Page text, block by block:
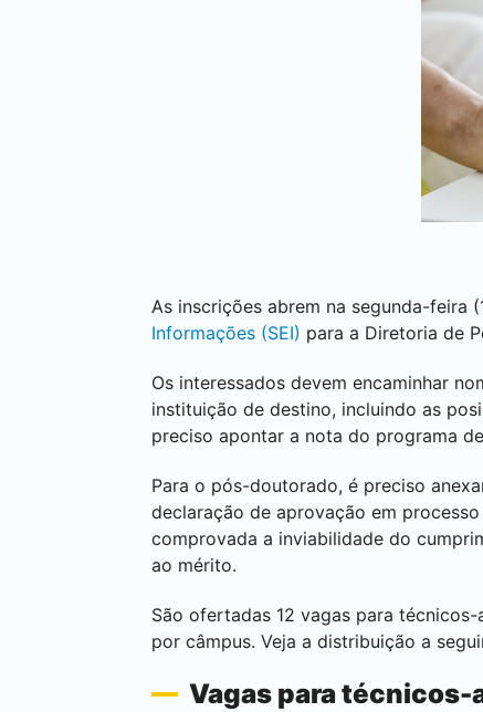
As inscrições abrem na segunda-feira
Informações (SEI) para a Diretoria de
Os interessados devem encaminhar
instituição de destino, incluindo as
preciso apontar a nota do programa
Para o pós-doutorado, é preciso
declaração de aprovação em
comprovada a inviabilidade do
ao mérito.
São ofertadas 12 vagas para
por câmpus. Veja a distribuição a
Vagas para